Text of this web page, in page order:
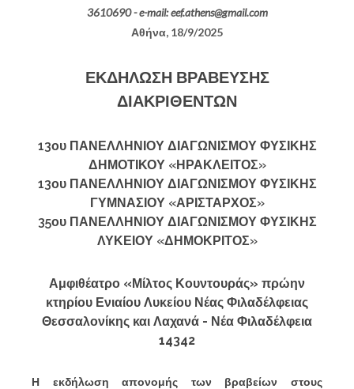
3610690 - e-mail: eef.athens@gmail.com
Αθήνα, 18/9/2025
ΕΚΔΗΛΩΣΗ ΒΡΑΒΕΥΣΗΣ
ΔΙΑΚΡΙΘΕΝΤΩΝ
13ου ΠΑΝΕΛΛΗΝΙΟΥ ΔΙΑΓΩΝΙΣΜΟΥ ΦΥΣΙΚΗΣ
ΔΗΜΟΤΙΚΟΥ «ΗΡΑΚΛΕΙΤΟΣ»
13ου ΠΑΝΕΛΛΗΝΙΟΥ ΔΙΑΓΩΝΙΣΜΟΥ ΦΥΣΙΚΗΣ
ΓΥΜΝΑΣΙΟΥ «ΑΡΙΣΤΑΡΧΟΣ»
35ου ΠΑΝΕΛΛΗΝΙΟΥ ΔΙΑΓΩΝΙΣΜΟΥ ΦΥΣΙΚΗΣ
ΛΥΚΕΙΟΥ «ΔΗΜΟΚΡΙΤΟΣ»
Αμφιθέατρο «Μίλτος Κουντουράς» πρώην
κτηρίου Ενιαίου Λυκείου Νέας Φιλαδέλφειας
Θεσσαλονίκης και Λαχανά - Νέα Φιλαδέλφεια
14342
Η εκδήλωση απονομής των βραβείων στους